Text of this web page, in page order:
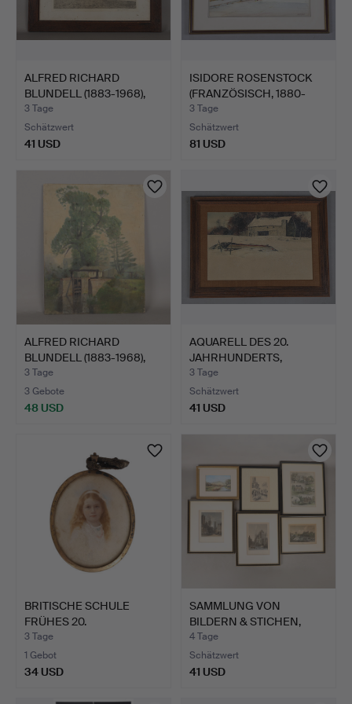
ALFRED RICHARD
BLUNDELL (1883-1968),
CULFO…
3 Tage
Schätzwert
41 USD
ISIDORE ROSENSTOCK
(FRANZÖSISCH, 1880-
1956…
3 Tage
Schätzwert
81 USD
ALFRED RICHARD
BLUNDELL (1883-1968),
CAVEN…
3 Tage
3 Gebote
48 USD
AQUARELL DES 20.
JAHRHUNDERTS,
VERSCHNEITE…
3 Tage
Schätzwert
41 USD
BRITISCHE SCHULE
FRÜHES 20.
JAHRHUNDERT, M…
3 Tage
1 Gebot
34 USD
SAMMLUNG VON
BILDERN & STICHEN,
BESTEHEND …
4 Tage
Schätzwert
41 USD